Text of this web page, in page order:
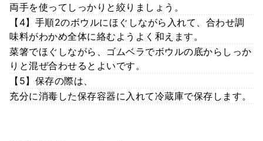
両手を使ってしっかりと絞りましょう。
【4】手順2のボウルにほぐしながら入れて、合わせ調
味料がわかめ全体に絡むようよく和えます。
菜箸でほぐしながら、ゴムベラでボウルの底からしっか
りと混ぜ合わせるとよいです。
【5】保存の際は、
充分に消毒した保存容器に入れて冷蔵庫で保存します。